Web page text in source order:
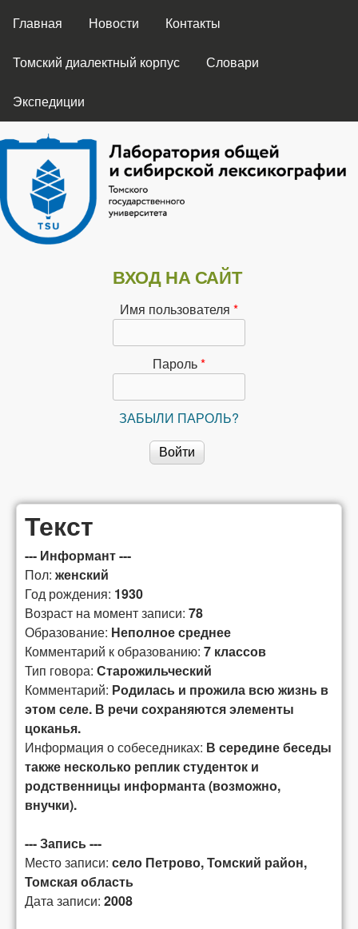
ГЛАВНОЕ МЕНЮ
Главная Новости Контакты
Томский диалектный корпус Словари
Экспедиции
Лаборатория
общей и
сибирской
лексикографии
ВХОД НА САЙТ
Имя пользователя *
Пароль*
ЗАБЫЛИ ПАРОЛЬ?
Текст
--- Информант ---
Пол: женский
Год рождения: 1930
Возраст на момент записи: 78
Образование: Неполное среднее
Комментарий к образованию: 7 классов
Тип говора: Старожильческий
Комментарий: Родилась и прожила всю жизнь в
этом селе. В речи сохраняются элементы
цоканья.
Информация о собеседниках: В середине беседы
также несколько реплик студенток и
родственницы информанта (возможно,
внучки).
--- Запись ---
Место записи: село Петрово, Томский район,
Томская область
Дата записи: 2008